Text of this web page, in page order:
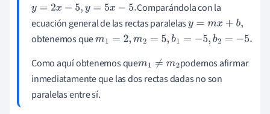
y=2x -5,y =5 x-5.
Comparándola con la
ecuación general de las rectas paralelasy=m x+b,
obtenemos quem1= 2,m2=5,b 1= 5,b2= -5.
Como aquí obtenemos quem1≠ m 2
podemos afirmar
inmediatamente que las dos rectas dadas no son
paralelas entre sí.